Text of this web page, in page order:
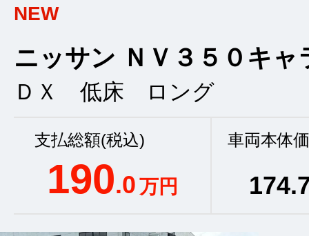
NEW
ニッサン ＮＶ３５０キ
ＤＸ 低床 ロング
支払総額(税込)
190.0万円
車両本体
174